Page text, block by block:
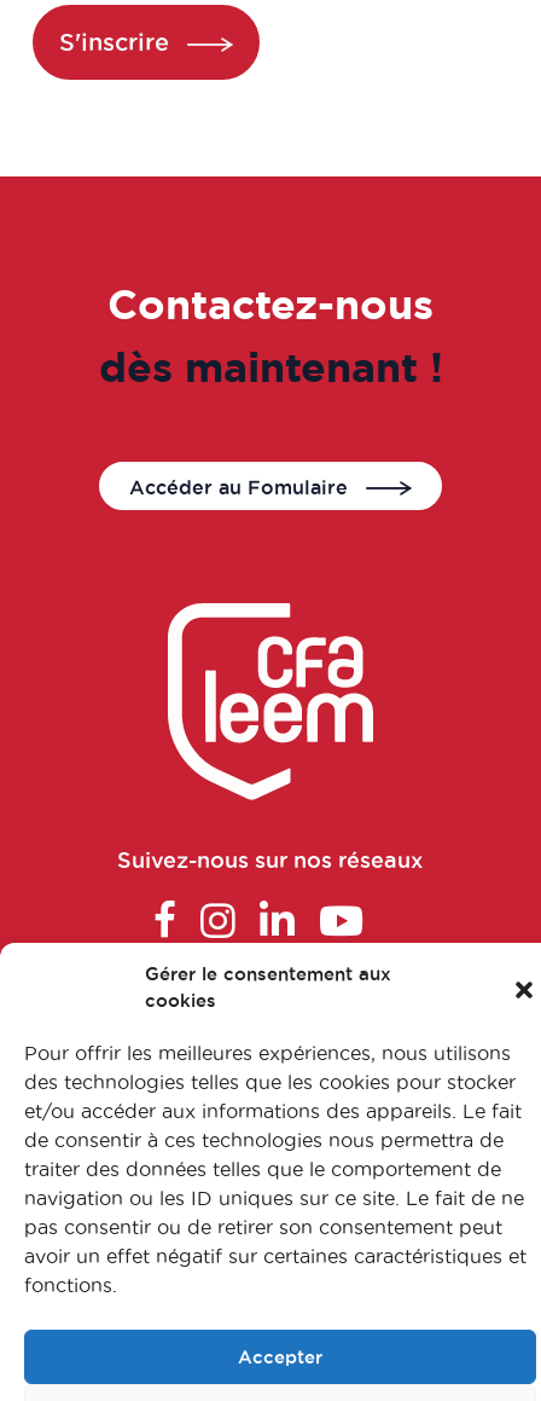
Gérer le consentement aux
cookies
Pour offrir les meilleures expériences, nous utilisons
des technologies telles que les cookies pour stocker
et/ou accéder aux informations des appareils. Le fait
de consentir à ces technologies nous permettra de
traiter des données telles que le comportement de
navigation ou les ID uniques sur ce site. Le fait de ne
pas consentir ou de retirer son consentement peut
avoir un effet négatif sur certaines caractéristiques et
fonctions.
Accepter
S'inscrire
Contactez-nous
dès maintenant !
Accéder au Fomulaire
Suivez-nous sur nos réseaux
L’apprentissage
Nos formations
Nos métiers
Contactez-nous
Mentions légales
Protection des données
Plan du site